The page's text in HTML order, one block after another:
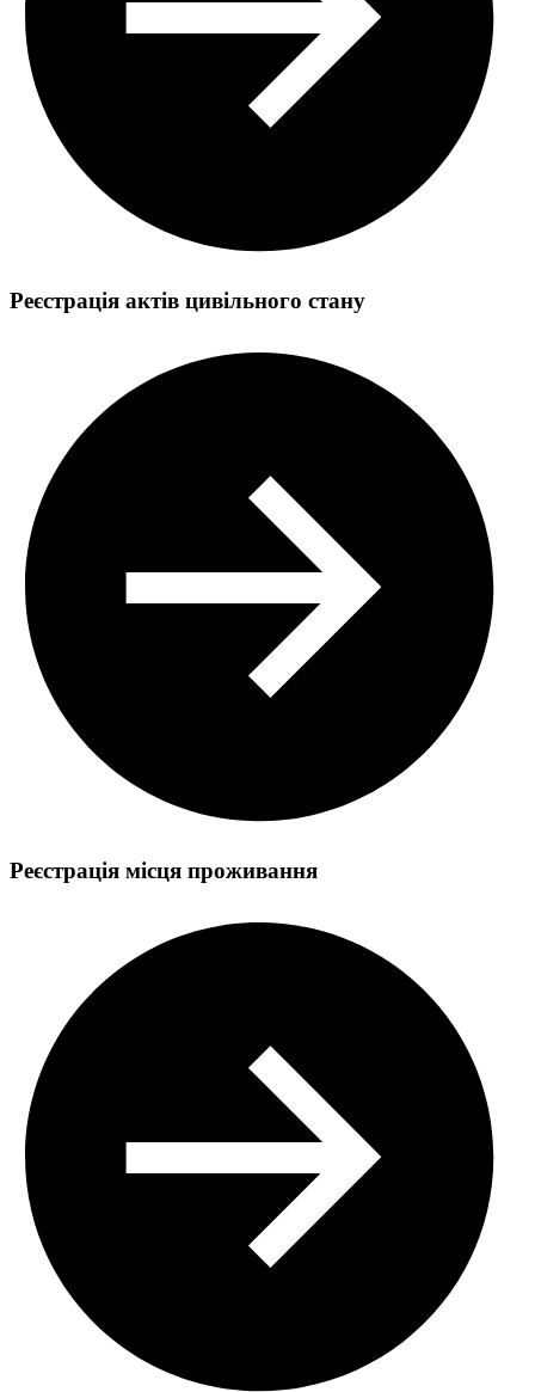
Вклеювання до паспорта громадянина України (зразка 1994
Оформлення і видача паспорта громадянина України з
безконтактним електронним носієм у зв'язку з втратою /
викраденням паспорта громадянина України з безконтактним
електронним носієм
Реєстрація актів цивільного стану
Державна реєстрація народження дитини та її походження
Реєстрація місця проживання